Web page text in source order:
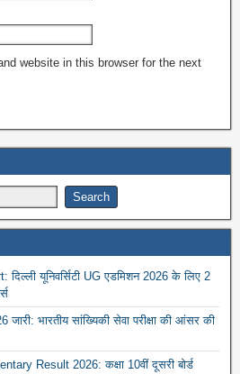
website in this browser for the next
यूनिवर्सिटी UG एडमिशन 2026 के लिए 2
भारतीय सांख्यिकी सेवा परीक्षा की आंसर की
Result 2026: कक्षा 10वीं दूसरी बोर्ड